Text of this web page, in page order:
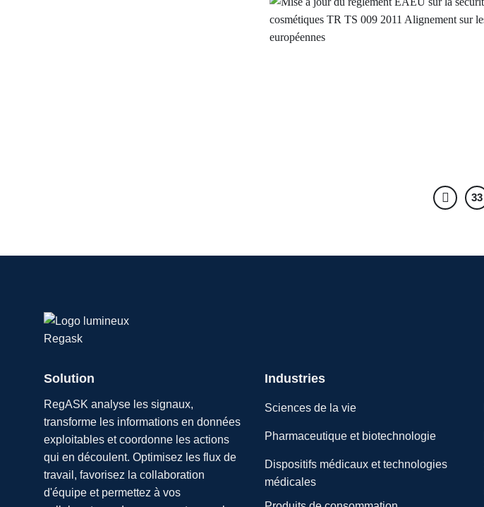
33
Solution
RegASK analyse les signaux,
transforme les informations en données
exploitables et coordonne les actions
qui en découlent. Optimisez les flux de
travail, favorisez la collaboration
d'équipe et permettez à vos
Industries
Sciences de la vie
Pharmaceutique et biotechnologie
Dispositifs médicaux et technologies
médicales